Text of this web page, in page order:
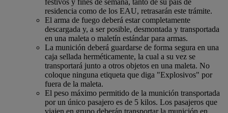
festivos y fines de semana, tanto de su país de
residencia como de los EAU, retrasarán este trámite.
El arma de fuego deberá estar completamente
descargada y, a ser posible, desmontada y transportada
en una maleta o maletín estándar para armas.
La munición deberá guardarse de forma segura en una
caja sellada herméticamente, la cual a su vez se
transportará junto a otros objetos en una maleta. No
coloque ninguna etiqueta que diga "Explosivos" por
fuera de la maleta.
El peso máximo permitido de la munición transportada
por un único pasajero es de 5 kilos. Los pasajeros que
viajen en grupo deberán transportar la munición en